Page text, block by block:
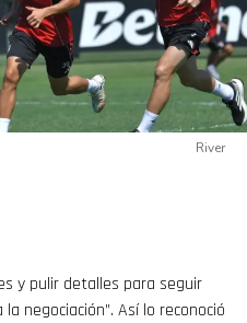
River
y pulir detalles para seguir
negociación”. Así lo reconoció